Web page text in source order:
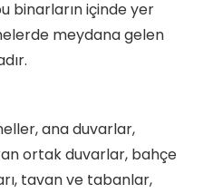
binarların içinde yer
meydana gelen
ana duvarlar,
ortak duvarlar, bahçe
tavan ve tabanlar,